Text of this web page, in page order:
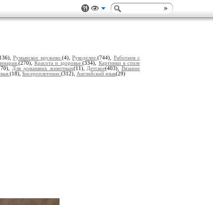
Румынское кружево. (4), Рукоделие. (744), Работаем с
(270), Красота и здоровье.(334), Картинки в стиле
Для домашних животных(11), Детское(403),Вязание
(18), Бисероплетение. (312), Английский язык(29)